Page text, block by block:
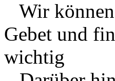
Wir können
Gebet und
wichtig